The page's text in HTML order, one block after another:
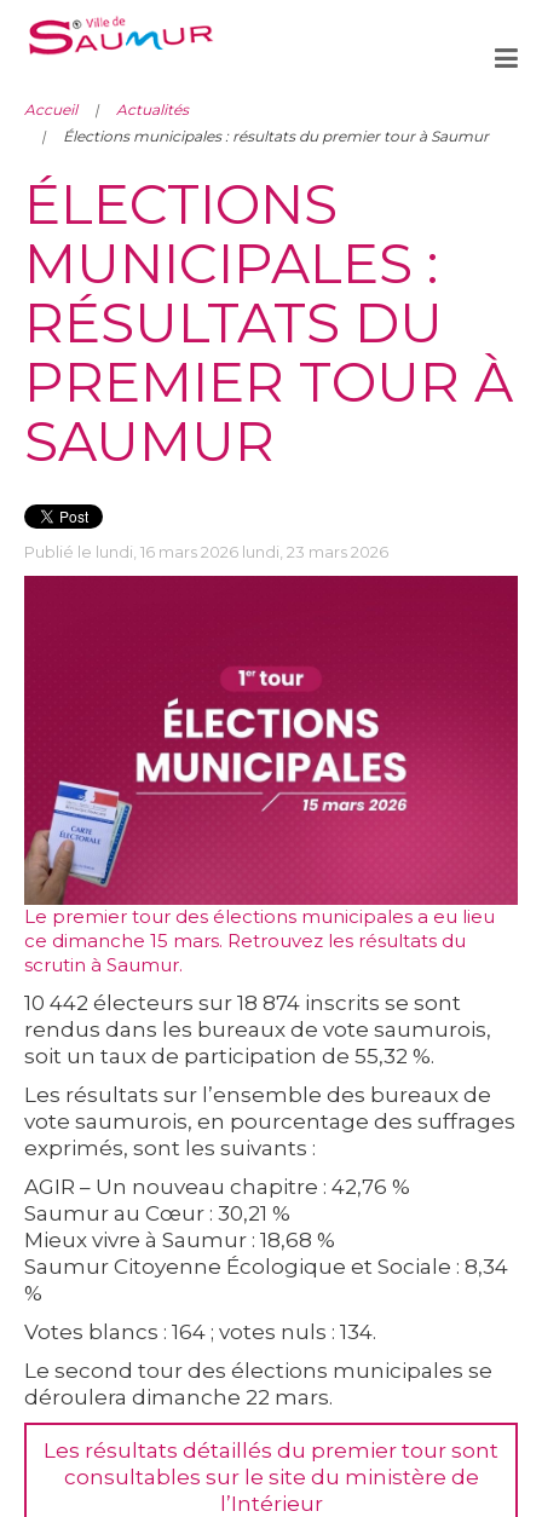
Accueil
Actualités
Élections municipales : résultats du premier tour à Saumur
ÉLECTIONS
MUNICIPALES :
RÉSULTATS DU
PREMIER TOUR À
SAUMUR
Publié le lundi, 16 mars 2026 lundi, 23 mars 2026
Le premier tour des élections municipales a eu lieu
ce dimanche 15 mars. Retrouvez les résultats du
scrutin à Saumur.
10 442 électeurs sur 18 874 inscrits se sont
rendus dans les bureaux de vote saumurois,
soit un taux de participation de 55,32 %.
Les résultats sur l’ensemble des bureaux de
vote saumurois, en pourcentage des suffrages
exprimés, sont les suivants :
AGIR – Un nouveau chapitre : 42,76 %
Saumur au Cœur : 30,21 %
Mieux vivre à Saumur : 18,68 %
Saumur Citoyenne Écologique et Sociale : 8,34
%
Votes blancs : 164 ; votes nuls : 134.
Le second tour des élections municipales se
déroulera dimanche 22 mars.
Les résultats détaillés du premier tour sont
consultables sur le site du ministère de
l’Intérieur